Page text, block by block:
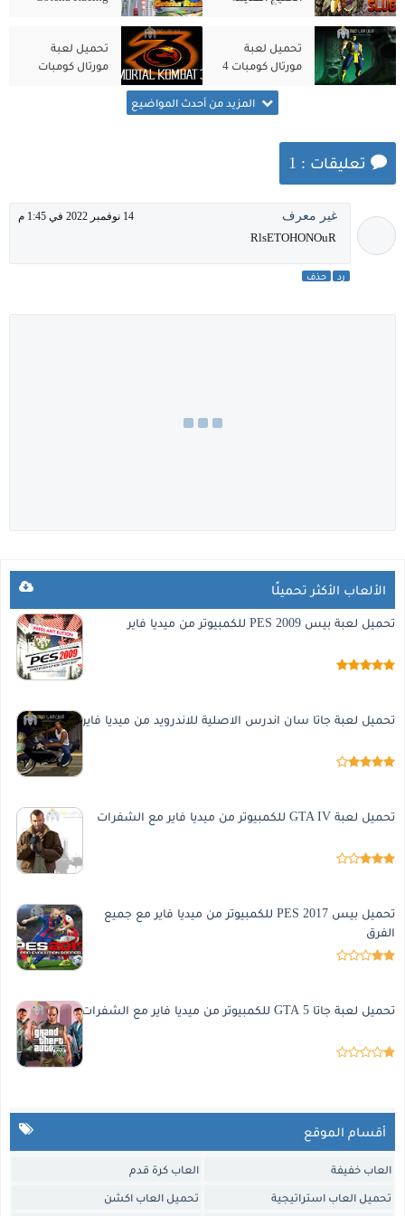
تحميل لعبة
مورتال كومبات 4
من ميديا فاير
تحميل لعبة
مورتال كومبات
المزيد من أحدث المواضيع
تعليقات : 1
غير معرف 14 نوفمبر 2022 في 1:45 م
RlsETOHONOuR
رد حذف
الألعاب الأكثر تحميلًا
تحميل لعبة بيس 2009 PES للكمبيوتر من ميديا فاير
تحميل لعبة جاتا سان اندرس الاصلية للاندرويد من ميديا فاير
تحميل لعبة GTA IV للكمبيوتر من ميديا فاير مع الشفرات
تحميل بيس 2017 PES للكمبيوتر من ميديا فاير مع جميع
الفرق
تحميل لعبة جاتا 5 GTA للكمبيوتر من ميديا فاير مع الشفرات
أقسام الموقع
العاب خفيفة العاب كرة قدم
تحميل العاب استراتيجية تحميل العاب اكشن